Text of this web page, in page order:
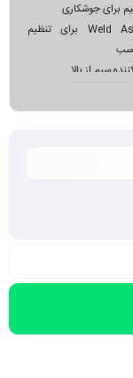
برای جوشکاری
سیستم Weld Assist برای تنظیم
سیم از بالا
لمسی
تزریقی محکم و صفحه